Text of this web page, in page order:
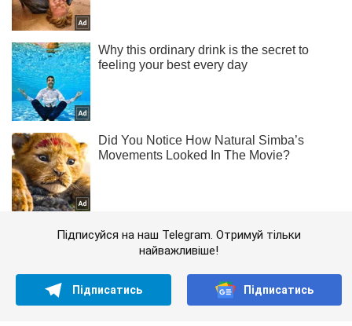
Підписуйся на наш Telegram. Отримуй тільки
найважливіше!
Підписатись Підписатись